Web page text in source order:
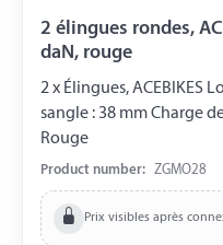
2 élingues rondes,
daN, rouge
2 x Élingues, ACEBIKES
sangle : 38 mm Charge
Rouge
Product number: ZGMO28
Prix visibles après